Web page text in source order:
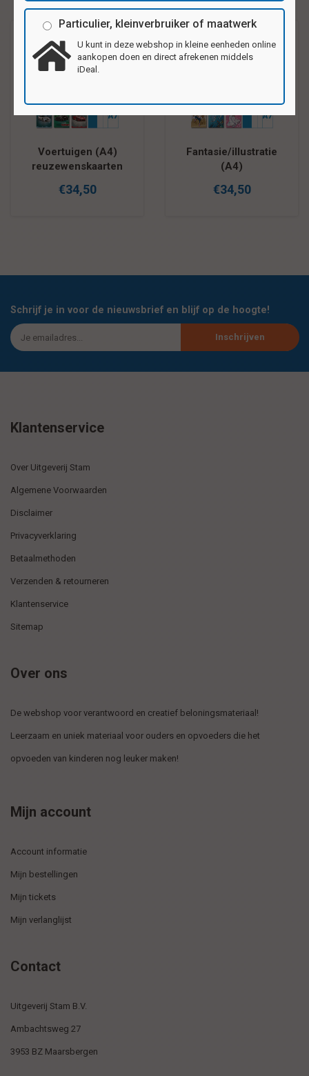
Voertuigen (A4)
reuzewenskaarten
€34,50
Fantasie/illustratie
(A4)
pakket
€34,50
Schrijf je in voor de nieuwsbrief en blijf op de hoogte!
Inschrijven
Klantenservice
Over Uitgeverij Stam
Algemene Voorwaarden
Disclaimer
Privacyverklaring
Betaalmethoden
Verzenden & retourneren
Klantenservice
Sitemap
Over ons
De webshop voor verantwoord en creatief beloningsmateriaal!
Leerzaam en uniek materiaal voor ouders en opvoeders die het
opvoeden van kinderen nog leuker maken!
Mijn account
Account informatie
Mijn bestellingen
Mijn tickets
Mijn verlanglijst
Contact
Uitgeverij Stam B.V.
Ambachtsweg 27
3953 BZ Maarsbergen
Particulier, kleinverbruiker of maatwerk
U kunt in deze webshop in kleine eenheden online
aankopen doen en direct afrekenen middels
iDeal.